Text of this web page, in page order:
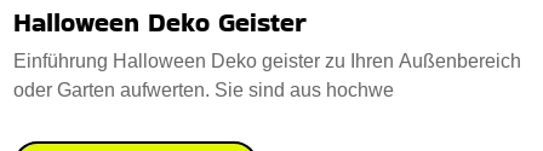
Halloween Deko Geister
Einführung Halloween Deko geister zu Ihren Außenbereich
oder Garten aufwerten. Sie sind aus hochwe